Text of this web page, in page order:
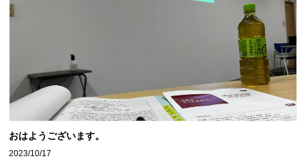
おはようございます。
2023/10/17